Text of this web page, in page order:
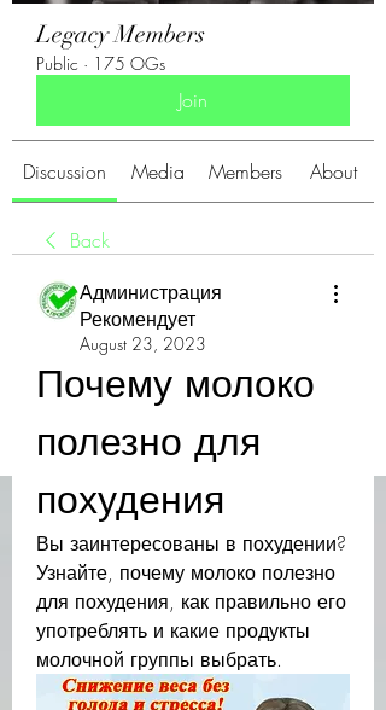
Legacy Members
Public · 175 OGs
Join
Discussion Media Members About
Back
Администрация
Рекомендует
August 23, 2023
Почему молоко
полезно для
похудения
Вы заинтересованы в похудении?
Узнайте, почему молоко полезно
для похудения, как правильно его
употреблять и какие продукты
молочной группы выбрать.